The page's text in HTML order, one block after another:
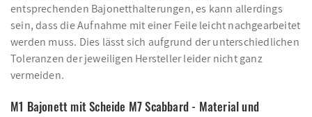
entsprechenden Bajonetthalterungen, es kann allerdings
sein, dass die Aufnahme mit einer Feile leicht nachgearbeitet
werden muss. Dies lässt sich aufgrund der unterschiedlichen
Toleranzen der jeweiligen Hersteller leider nicht ganz
vermeiden.
M1 Bajonett mit Scheide M7 Scabbard - Material und